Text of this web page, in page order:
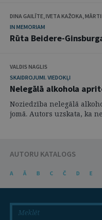
DINA GAILĪTE, IVETA KAŽOKA,
IN MEMORIAM
Rūta Beidere-
VALDIS NAGLIS
SKAIDROJUMI. VIEDOKĻI
Nelegālā alkohola
Noziedzība nelegālā
jomā. Autors uzskata, ka
AUTORU KATALOGS
A Ā B C Č D E